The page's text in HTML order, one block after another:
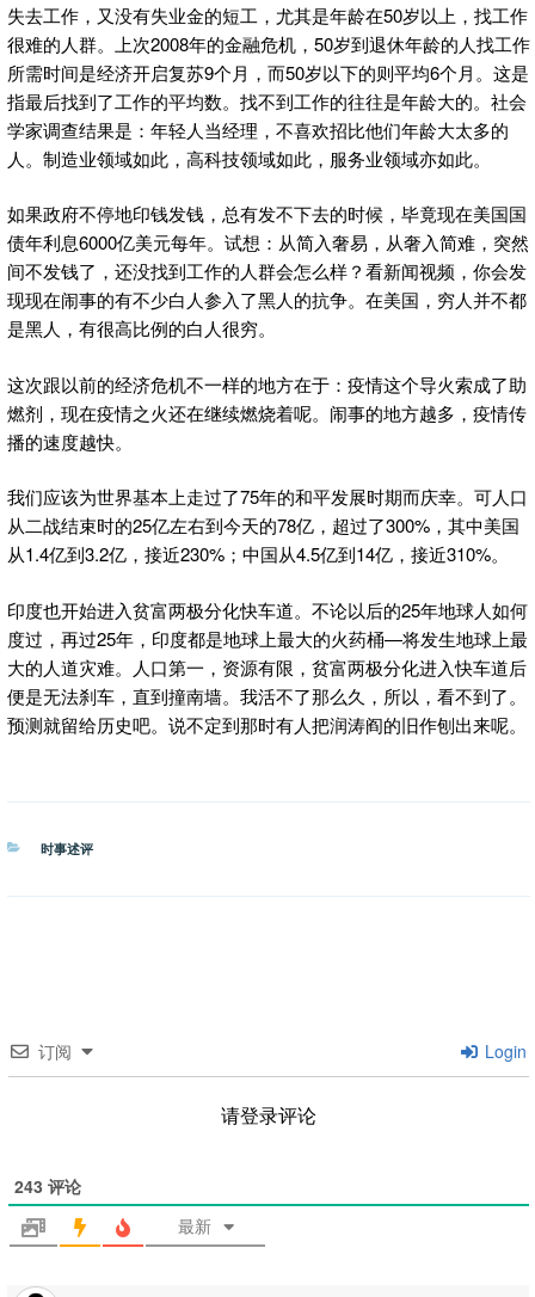
失去工作，又没有失业金的短工，尤其是年龄在50岁以上，找工作
很难的人群。上次2008年的金融危机，50岁到退休年龄的人找工作
所需时间是经济开启复苏9个月，而50岁以下的则平均6个月。这是
指最后找到了工作的平均数。找不到工作的往往是年龄大的。社会
学家调查结果是：年轻人当经理，不喜欢招比他们年龄大太多的
人。制造业领域如此，高科技领域如此，服务业领域亦如此。
如果政府不停地印钱发钱，总有发不下去的时候，毕竟现在美国国
债年利息6000亿美元每年。试想：从简入奢易，从奢入简难，突然
间不发钱了，还没找到工作的人群会怎么样？看新闻视频，你会发
现现在闹事的有不少白人参入了黑人的抗争。在美国，穷人并不都
是黑人，有很高比例的白人很穷。
这次跟以前的经济危机不一样的地方在于：疫情这个导火索成了助
燃剂，现在疫情之火还在继续燃烧着呢。闹事的地方越多，疫情传
播的速度越快。
我们应该为世界基本上走过了75年的和平发展时期而庆幸。可人口
从二战结束时的25亿左右到今天的78亿，超过了300%，其中美国
从1.4亿到3.2亿，接近230%；中国从4.5亿到14亿，接近310%。
印度也开始进入贫富两极分化快车道。不论以后的25年地球人如何
度过，再过25年，印度都是地球上最大的火药桶—将发生地球上最
大的人道灾难。人口第一，资源有限，贫富两极分化进入快车道后
便是无法刹车，直到撞南墙。我活不了那么久，所以，看不到了。
预测就留给历史吧。说不定到那时有人把润涛阎的旧作刨出来呢。
分
时事述评
订阅 Login
请登录评论
243 评论
最新